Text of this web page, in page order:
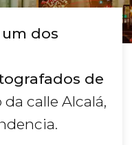
dos
de
calle Alcalá,